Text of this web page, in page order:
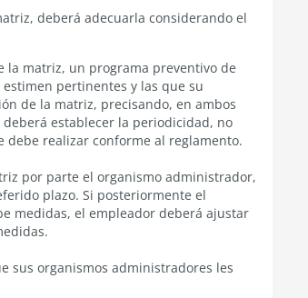
deberá adecuarla considerando el
la matriz, un programa preventivo de
pertinentes y las que su
de la matriz, precisando, en ambos
establecer la periodicidad, no
debe realizar conforme al reglamento.
por parte el organismo administrador,
plazo. Si posteriormente el
medidas, el empleador deberá ajustar
sus organismos administradores les